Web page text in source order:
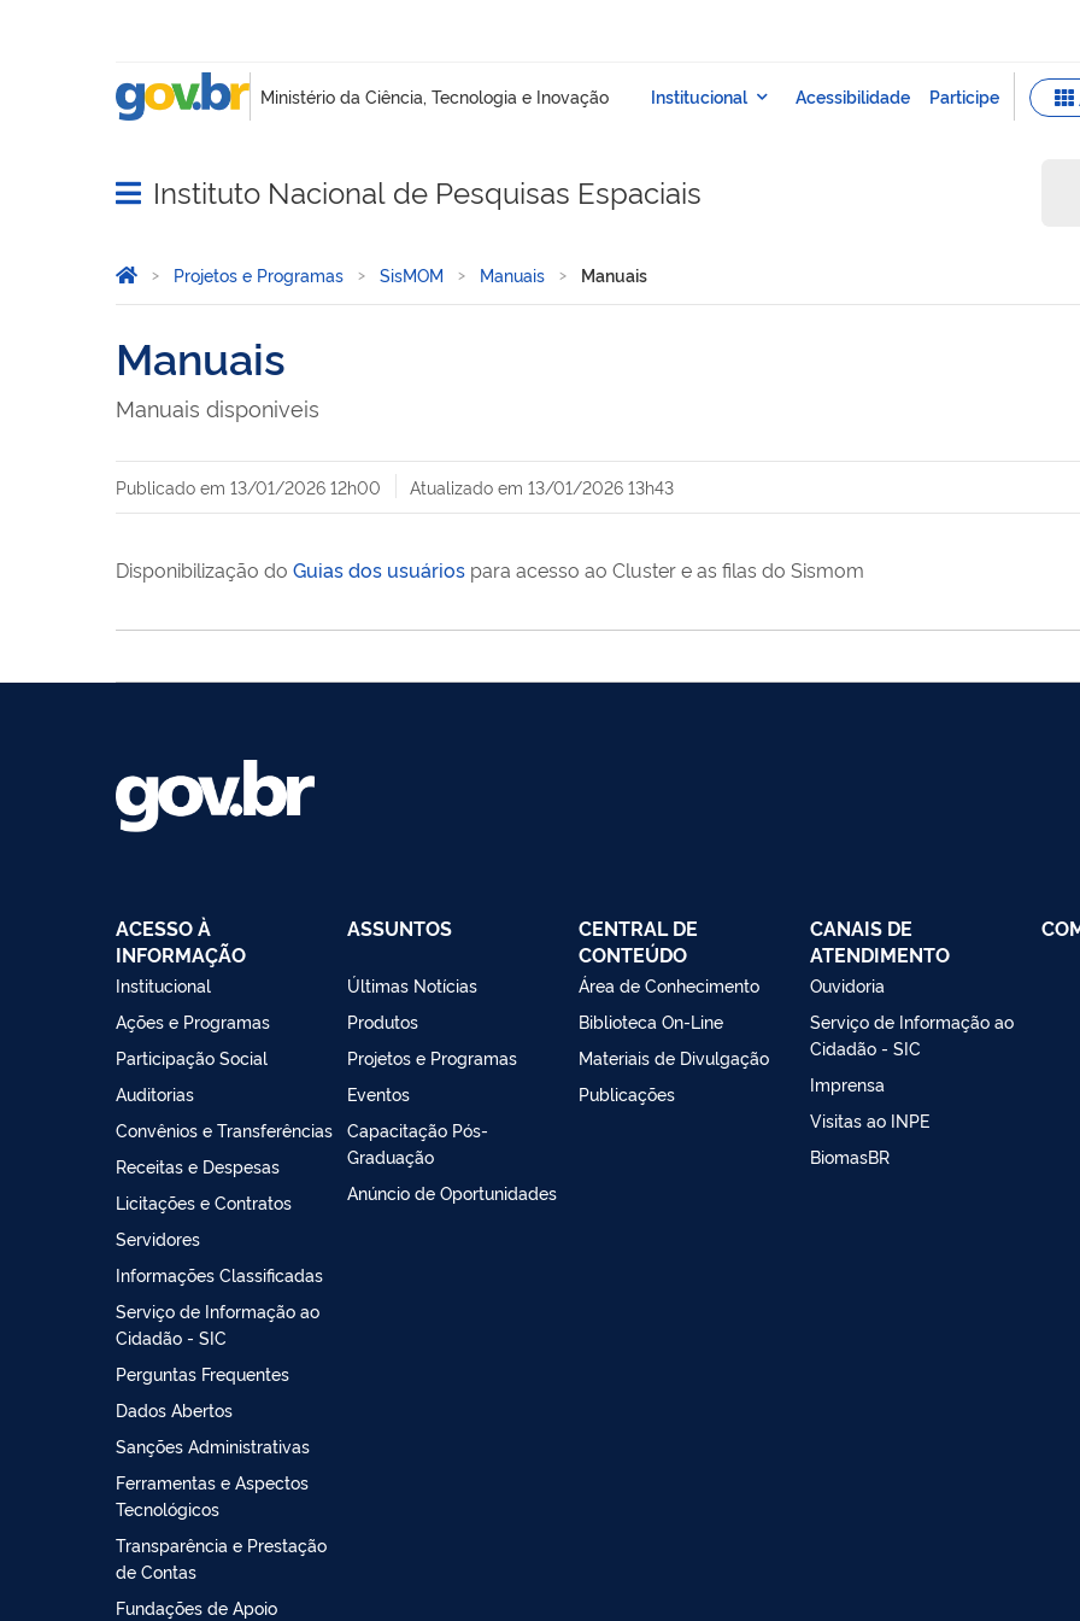
Abrir menu principal de navegação
Instituto Nacional de Pesquisas Espaciais
Você está aqui:
Página Inicial
Projetos e Programas SisMOM Manuais Manuais
Manuais
Manuais disponiveis
Publicado em 13/01/2026 12h00 Atualizado em 13/01/2026 13h43
Disponibilização do Guias dos usuários para acesso ao Cluster e as filas do Sismom
ACESSO À
INFORMAÇÃO
Institucional
Ações e Programas
Participação Social
Auditorias
Convênios e Transferências
Receitas e Despesas
Licitações e Contratos
Servidores
Informações Classificadas
Serviço de Informação ao
Cidadão - SIC
Perguntas Frequentes
Dados Abertos
Sanções Administrativas
Ferramentas e Aspectos
Tecnológicos
Transparência e Prestação
de Contas
Fundações de Apoio
ASSUNTOS
Últimas Notícias
Produtos
Projetos e Programas
Eventos
Capacitação Pós-
Graduação
Anúncio de Oportunidades
CENTRAL DE
CONTEÚDO
Área de Conhecimento
Biblioteca On-Line
Materiais de Divulgação
Publicações
CANAIS DE
ATENDIMENTO
Ouvidoria
Serviço de Informação ao
Cidadão - SIC
Imprensa
Visitas ao INPE
BiomasBR